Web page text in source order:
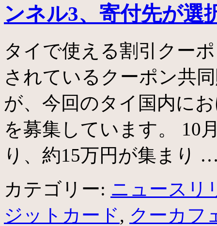
ンネル3、寄付先が選
タイで使える割引クー
されているクーポン共
が、今回のタイ国内に
を募集しています。 10
り、約15万円が集まり
カテゴリー: ニュースリ
ジットカード, クーカフ